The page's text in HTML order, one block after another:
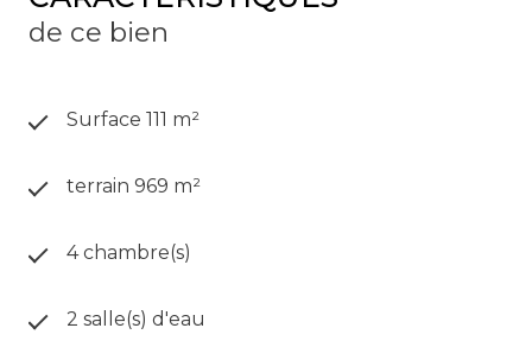
de ce bien
Surface 111 m²
terrain 969 m²
4 chambre(s)
2 salle(s) d'eau